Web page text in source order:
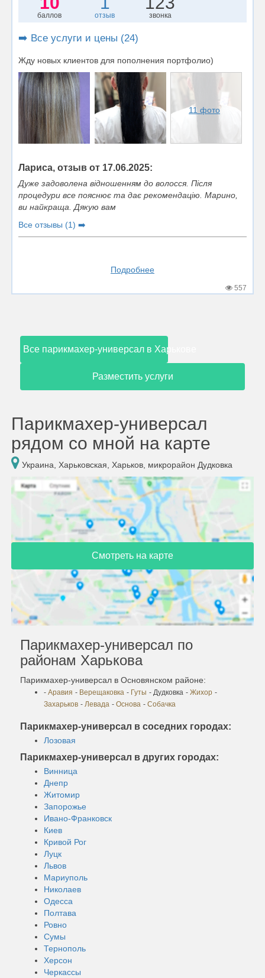
баллов отзыв звонка
➡️ Все услуги и цены (24)
Жду новых клиентов для пополнения портфолио)
11 фото
Лариса, отзыв от 17.06.2025:
Дуже задоволена відношенням до волосся. Після
процедури все пояснює та дає рекомендацію. Марино,
ви найкраща. Дякую вам
Все отзывы (1) ➡️
Подробнее
557
Все парикмахер-универсал в Харькове
Разместить услуги
Парикмахер-универсал
рядом со мной на карте
Украина, Харьковская, Харьков, микрорайон Дудковка
Смотреть на карте
Парикмахер-универсал по
районам Харькова
Парикмахер-универсал в Основянском районе:
- Аравия - Верещаковка - Гуты - Дудковка - Жихор -
Захарьков - Левада - Основа - Собачка
Парикмахер-универсал в соседних городах:
Лозовая
Парикмахер-универсал в других городах:
Винница
Днепр
Житомир
Запорожье
Ивано-Франковск
Киев
Кривой Рог
Луцк
Львов
Мариуполь
Николаев
Одесса
Полтава
Ровно
Сумы
Тернополь
Херсон
Черкассы